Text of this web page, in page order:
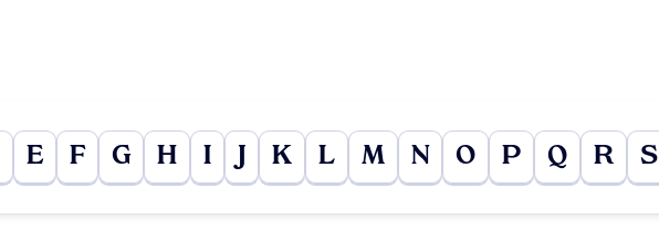
E F G H I J K L M N O P Q R S